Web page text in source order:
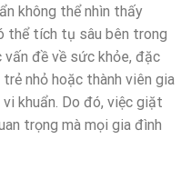
không thể nhìn thấy
thể tích tụ sâu bên trong
vấn đề về sức khỏe, đặc
nhỏ hoặc thành viên gia
khuẩn. Do đó, việc giặt
trọng mà mọi gia đình